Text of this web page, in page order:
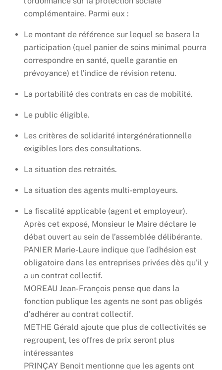
complémentaire. Parmi eux :
Le montant de référence sur lequel se basera la
participation (quel panier de soins minimal pourra
correspondre en santé, quelle garantie en
prévoyance) et l’indice de révision retenu.
La portabilité des contrats en cas de mobilité.
Le public éligible.
Les critères de solidarité intergénérationnelle
exigibles lors des consultations.
La situation des retraités.
La situation des agents multi-employeurs.
La fiscalité applicable (agent et employeur).
Après cet exposé, Monsieur le Maire déclare le
débat ouvert au sein de l’assemblée délibérante.
PANIER Marie-Laure indique que l’adhésion est
obligatoire dans les entreprises privées dès qu’il y
a un contrat collectif.
MOREAU Jean-François pense que dans la
fonction publique les agents ne sont pas obligés
d’adhérer au contrat collectif.
METHE Gérald ajoute que plus de collectivités se
regroupent, les offres de prix seront plus
intéressantes
PRINÇAY Benoit mentionne que les agents ont